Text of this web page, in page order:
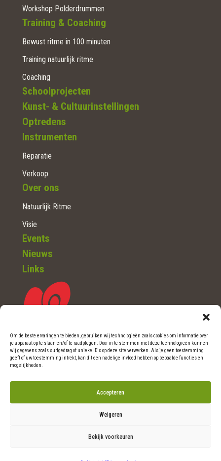
Om de beste ervaringen te bieden, gebruiken wij technologieën zoals cookies om informatie over
je apparaat op te slaan en/of te raadplegen. Door in te stemmen met deze technologieën kunnen
wij gegevens zoals surfgedrag of unieke ID's op deze site verwerken. Als je geen toestemming
geeft of uw toestemming intrekt, kan dit een nadelige invloed hebben op bepaalde functies en
mogelijkheden.
Accepteren
Weigeren
Bekijk voorkeuren
Workshop Polderdrummen
Training & Coaching
Bewust ritme in 100 minuten
Training natuurlijk ritme
Coaching
Schoolprojecten
Kunst- & Cultuurinstellingen
Optredens
Instrumenten
Reparatie
Verkoop
Over ons
Natuurlijk Ritme
Visie
Events
Nieuws
Links
WOERDEN (Ut.)
E-mail: info@natuurlijkritme.nl